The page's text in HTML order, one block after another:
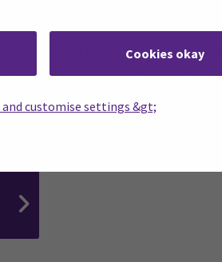
Cookies okay
customise settings &gt;
ja nähdä toisenlaisen
olla vaikka
oppimaan lisää